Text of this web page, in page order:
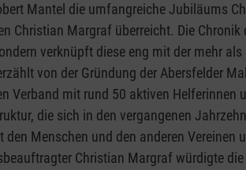
Mantel die umfangreiche Jubiläums
Christian Margraf überreicht. Die
verknüpft diese eng mit der mehr
von der Gründung der Abersfelder
Verband mit rund 50 aktiven
die sich in den vergangenen
den Menschen und den anderen
Christian Margraf würdigte